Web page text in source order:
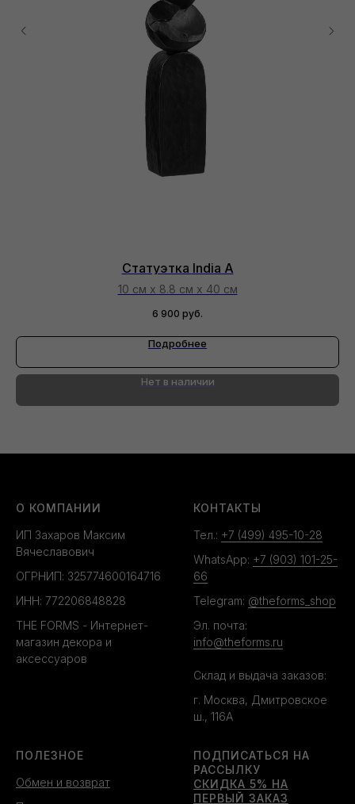
Статуэтка India A
10 см х 8.8 см х 40 см
6 900 руб.
Подробнее
Нет в наличии
О КОМПАНИИ
ИП Захаров Максим
Вячеславович
ОГРНИП: 325774600164716
ИНН: 772206848828
THE FORMS - Интернет-
магазин декора и
аксессуаров
КОНТАКТЫ
Тел.: +7 (499) 495-10-28
WhatsApp: +7 (903) 101-25-
66
Telegram: @theforms_shop
Эл. почта:
info@theforms.ru
Склад и выдача заказов:
г. Москва, Дмитровское
ш., 116А
ПОЛЕЗНОЕ
Обмен и возврат
ПОДПИСАТЬСЯ НА
РАССЫЛКУ
СКИДКА 5% НА
ПЕРВЫЙ ЗАКАЗ